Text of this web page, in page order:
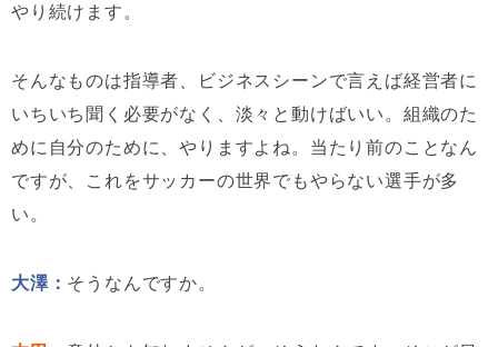
やり続けます。
そんなものは指導者、ビジネスシーンで言えば経営者に
いちいち聞く必要がなく、淡々と動けばいい。組織のた
めに自分のために、やりますよね。当たり前のことなん
ですが、これをサッカーの世界でもやらない選手が多
い。
大澤： そうなんですか。